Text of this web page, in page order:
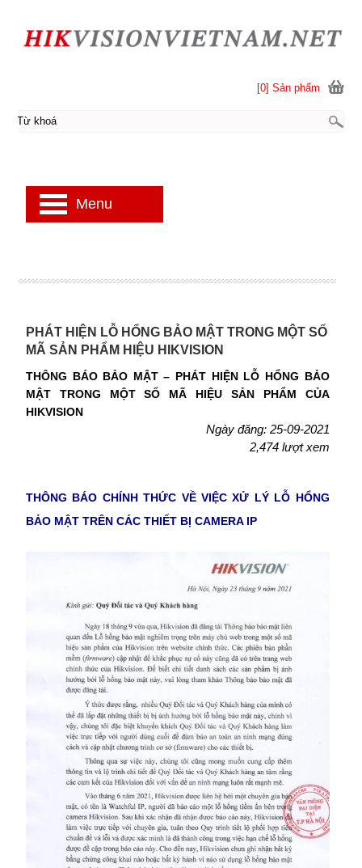
PHÁT HIỆN LỖ HỔNG BẢO MẬT TRONG MỘT SỐ
MÃ SẢN PHẨM HIỆU HIKVISION
THÔNG BÁO BẢO MẬT – PHÁT HIỆN LỖ HỔNG BẢO
MẬT TRONG MỘT SỐ MÃ HIỆU SẢN PHẨM CỦA
HIKVISION
Ngày đăng: 25-09-2021
2,474 lượt xem
THÔNG BÁO CHÍNH THỨC VỀ VIỆC XỬ LÝ LỖ HỔNG
BẢO MẬT TRÊN CÁC THIẾT BỊ CAMERA IP
[0] Sản phẩm
Menu